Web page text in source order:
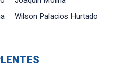
Wilson Palacios Hurtado